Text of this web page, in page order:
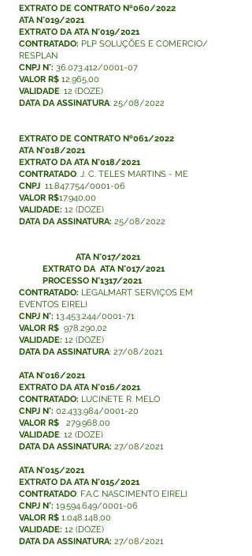
EXTRATO DE CONTRATO Nº060/2022
ATA N°019/2021
EXTRATO DAATA N°019/2021
CONTRATADO: PLP SOLUÇÕES E COMERCIO/
RESPLAN
CNPJ N°: 36.073.412/0001-07
VALOR R$ 12.965,00
VALIDADE: 12 (DOZE)
DATA DA ASSINATURA: 25/08/2022
EXTRATO DE CONTRATO Nº061/2022
ATA N°018/2021
EXTRATO DAATA N°018/2021
CONTRATADO: J. C. TELES MARTINS - ME
CNPJ 11.847.754/0001-06
VALOR R$17.940,00
VALIDADE: 12 (DOZE)
DATA DA ASSINATURA: 25/08/2022
ATA N°017/2021
EXTRATO DA ATA N°017/2021
PROCESSO N°1317/2021
CONTRATADO: LEGALMART SERVIÇOS EM
EVENTOS EIRELI
CNPJ N°: 13.453.244/0001-71
VALOR R$ 978.290,02
VALIDADE: 12 (DOZE)
DATA DA ASSINATURA: 27/08/2021
ATA N°016/2021
EXTRATO DAATA N°016/2021
CONTRATADO: LUCINETE R. MELO
CNPJ N°: 02.433.984/0001-20
VALOR R$ 279.968,00
VALIDADE: 12 (DOZE)
DATA DA ASSINATURA: 27/08/2021
ATA N°015/2021
EXTRATO DAATA N°015/2021
CONTRATADO: F.A.C NASCIMENTO EIRELI
CNPJ N°: 19.594.649/0001-06
VALOR R$ 1.048.148,00
VALIDADE: 12 (DOZE)
DATA DA ASSINATURA: 27/08/2021